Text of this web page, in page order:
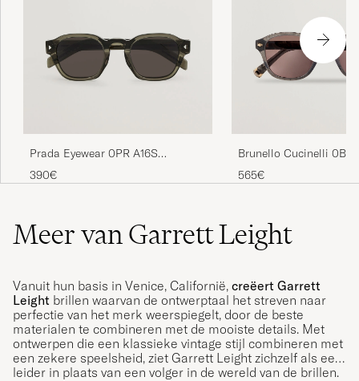
Prada Eyewear 0PR A16S
Sunglasses Transparent Terra
390€
Brunello Cucinelli
Sunglasses Grigio
565€
Meer van Garrett Leight
Vanuit hun basis in Venice, Californië, creëert Garrett
Leight brillen waarvan de ontwerptaal het streven naar
perfectie van het merk weerspiegelt, door de beste
materialen te combineren met de mooiste details. Met
ontwerpen die een klassieke vintage stijl combineren met
een zekere speelsheid, ziet Garrett Leight zichzelf als een
leider in plaats van een volger in de wereld van de brillen.